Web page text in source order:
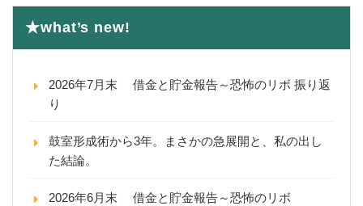
★what’s new!
2026年7月末 借金と貯金報告～恐怖のリボ 振り返
り
鼓室形成術から3年。まさかの急展開と、私の出し
た結論。
2026年6月末 借金と貯金報告～恐怖のリボ